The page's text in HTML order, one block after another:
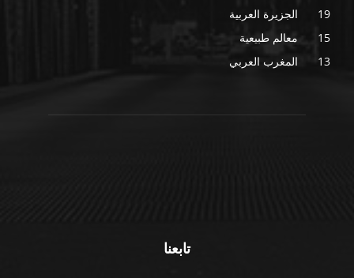
الجزيرة العربية
19
معالم طبيعية
15
المغرب العربي
13
تابعنا